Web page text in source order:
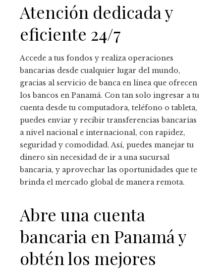
Atención dedicada y
eficiente 24/7
Accede a tus fondos y realiza operaciones
bancarias desde cualquier lugar del mundo,
gracias al servicio de banca en línea que ofrecen
los bancos en Panamá. Con tan solo ingresar a tu
cuenta desde tu computadora, teléfono o tableta,
puedes enviar y recibir transferencias bancarias
a nivel nacional e internacional, con rapidez,
seguridad y comodidad. Así, puedes manejar tu
dinero sin necesidad de ir a una sucursal
bancaria, y aprovechar las oportunidades que te
brinda el mercado global de manera remota.
Abre una cuenta
bancaria en Panamá y
obtén los mejores